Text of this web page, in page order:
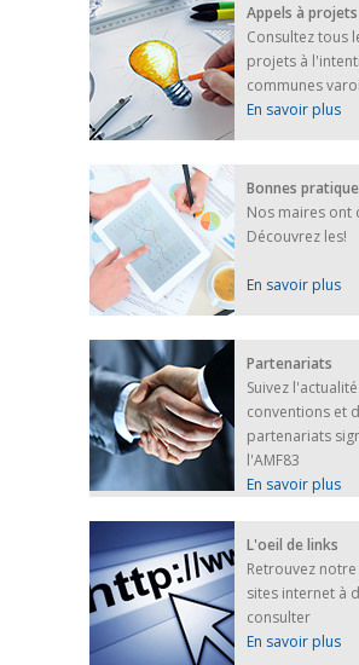
Afin d’accompagner au mieux les
ukrainiens arrivés en France,...
FEUILLETER
Appels à projets
Consultez tous
projets à
communes
En savoir plus
Bonnes
Nos maires ont
Découvrez les!
En savoir plus
Partenariats
Suivez
conventions et
partenariats
l'AMF83
En savoir plus
L'oeil de links
Retrouvez
sites internet à
consulter
En savoir plus